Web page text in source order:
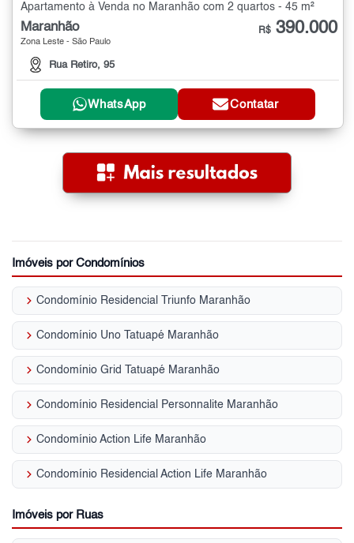
Apartamento à Venda no Maranhão com 2 quartos - 45 m²
Maranhão
Zona Leste - São Paulo
Rua Retiro, 95
R$ 390.000
WhatsApp Contatar
Imóveis por Condomínios
keyboard_arrow_right Condomínio Residencial Triunfo Maranhão
keyboard_arrow_right Condomínio Uno Tatuapé Maranhão
keyboard_arrow_right Condomínio Grid Tatuapé Maranhão
keyboard_arrow_right Condomínio Residencial Personnalite Maranhão
keyboard_arrow_right Condomínio Action Life Maranhão
keyboard_arrow_right Condomínio Residencial Action Life Maranhão
Imóveis por Ruas